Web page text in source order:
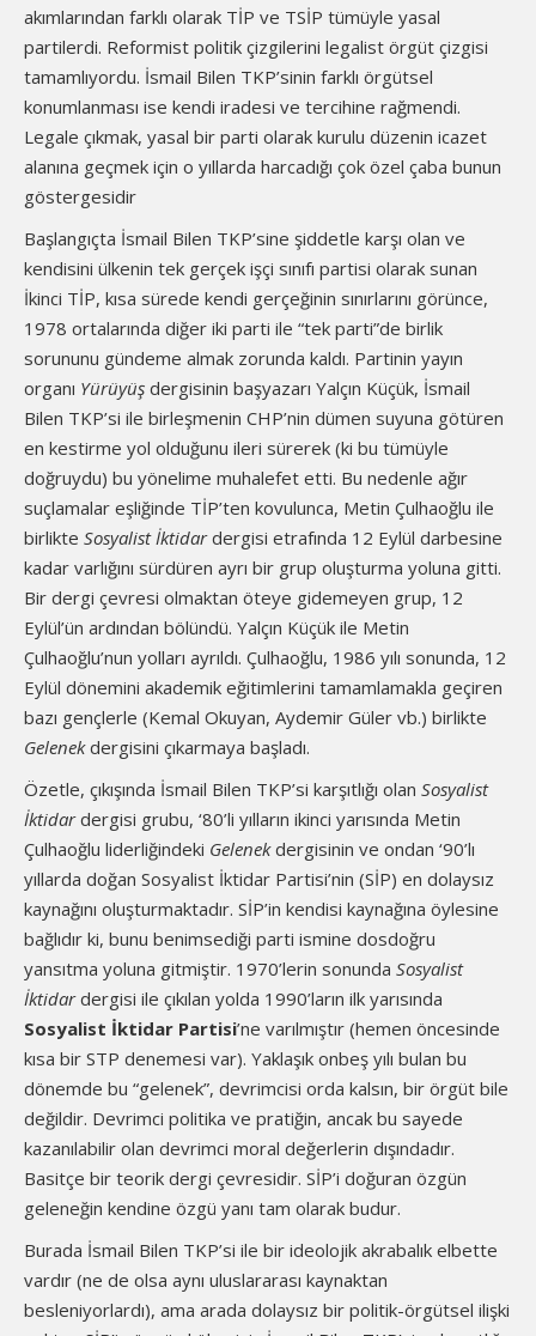
akımlarından farklı olarak TİP ve TSİP tümüyle yasal
partilerdi. Reformist politik çizgilerini legalist örgüt çizgisi
tamamlıyordu. İsmail Bilen TKP’sinin farklı örgütsel
konumlanması ise kendi iradesi ve tercihine rağmendi.
Legale çıkmak, yasal bir parti olarak kurulu düzenin icazet
alanına geçmek için o yıllarda harcadığı çok özel çaba bunun
göstergesidir
Başlangıçta İsmail Bilen TKP’sine şiddetle karşı olan ve
kendisini ülkenin tek gerçek işçi sınıfı partisi olarak sunan
İkinci TİP, kısa sürede kendi gerçeğinin sınırlarını görünce,
1978 ortalarında diğer iki parti ile “tek parti”de birlik
sorununu gündeme almak zorunda kaldı. Partinin yayın
organı Yürüyüş dergisinin başyazarı Yalçın Küçük, İsmail
Bilen TKP’si ile birleşmenin CHP’nin dümen suyuna götüren
en kestirme yol olduğunu ileri sürerek (ki bu tümüyle
doğruydu) bu yönelime muhalefet etti. Bu nedenle ağır
suçlamalar eşliğinde TİP’ten kovulunca, Metin Çulhaoğlu ile
birlikte Sosyalist İktidardergisi etrafında 12 Eylül darbesine
kadar varlığını sürdüren ayrı bir grup oluşturma yoluna gitti.
Bir dergi çevresi olmaktan öteye gidemeyen grup, 12
Eylül’ün ardından bölündü. Yalçın Küçük ile Metin
Çulhaoğlu’nun yolları ayrıldı. Çulhaoğlu, 1986 yılı sonunda, 12
Eylül dönemini akademik eğitimlerini tamamlamakla geçiren
bazı gençlerle (Kemal Okuyan, Aydemir Güler vb.) birlikte
Gelenekdergisini çıkarmaya başladı.
Özetle, çıkışında İsmail Bilen TKP’si karşıtlığı olan Sosyalist
İktidardergisi grubu, ‘80’li yılların ikinci yarısında Metin
Çulhaoğlu liderliğindeki Gelenekdergisinin ve ondan ‘90’lı
yıllarda doğan Sosyalist İktidar Partisi’nin (SİP) en dolaysız
kaynağını oluşturmaktadır. SİP’in kendisi kaynağına öylesine
bağlıdır ki, bunu benimsediği parti ismine dosdoğru
yansıtma yoluna gitmiştir. 1970’lerin sonunda Sosyalist
İktidardergisi ile çıkılan yolda 1990’ların ilk yarısında
Sosyalist İktidar Partisi’ne varılmıştır (hemen öncesinde
kısa bir STP denemesi var). Yaklaşık onbeş yılı bulan bu
dönemde bu “gelenek”, devrimcisi orda kalsın, bir örgüt bile
değildir. Devrimci politika ve pratiğin, ancak bu sayede
kazanılabilir olan devrimci moral değerlerin dışındadır.
Basitçe bir teorik dergi çevresidir. SİP’i doğuran özgün
geleneğin kendine özgü yanı tam olarak budur.
Burada İsmail Bilen TKP’si ile bir ideolojik akrabalık elbette
vardır (ne de olsa aynı uluslararası kaynaktan
besleniyorlardı), ama arada dolaysız bir politik-örgütsel ilişki